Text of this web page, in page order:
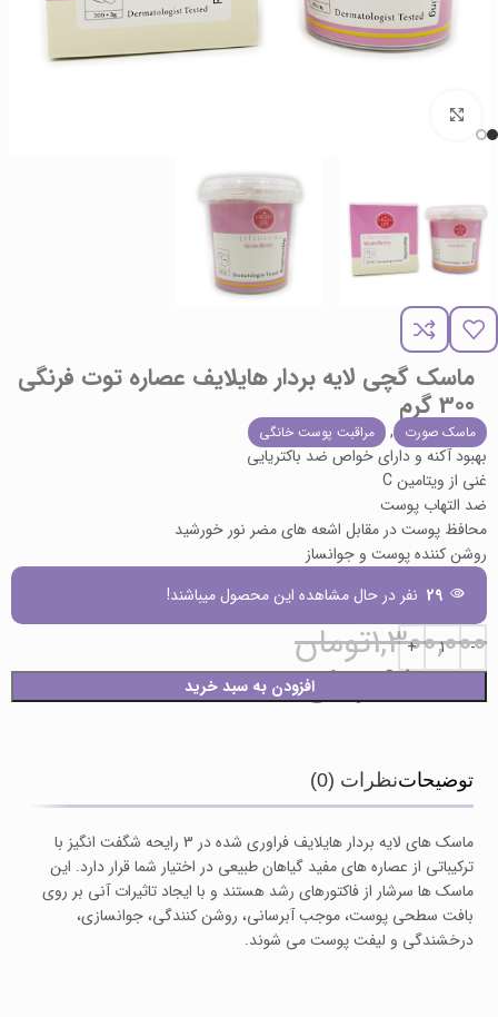
ماسک گچی لایه بردار هایلایف عصاره توت فرنگی
300 گرم
ماسک صورت , مراقبت پوست خانگی
بهبود آکنه و دارای خواص ضد باکتریایی
غنی از ویتامین C
ضد التهاب پوست
محافظ پوست در مقابل اشعه های مضر نور خورشید
روشن کننده پوست و جوانساز
29 نفر در حال مشاهده این محصول میباشند!
1,300,000تومان
950,000تومانافزودن به سبد خرید
توضیحاتنظرات (0)
ماسک های لایه بردار هایلایف فراوری شده در 3 رایحه شگفت انگیز با
ترکیباتی از عصاره های مفید گیاهان طبیعی در اختیار شما قرار دارد. این
ماسک ها سرشار از فاکتورهای رشد هستند و با ایجاد تاثیرات آنی بر روی
بافت سطحی پوست، موجب آبرسانی، روشن کنندگی، جوانسازی،
درخشندگی و لیفت پوست می شوند.